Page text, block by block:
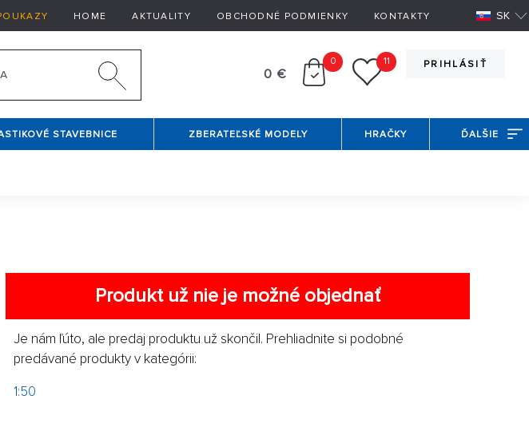
HOME AKTUALITY OBCHODNÉ PODMIENKY KONTAKTY SK
PRIHLÁSIŤ
0 €
0 11
STAVEBNICE ZBERATEĽSKÉ MODELY HRAČKY ĎALŠIE
Produkt už nie je možné objednať
Je nám ľúto, ale predaj produktu už skončil. Prehliadnite si podobné
predávané produkty v kategórii:
1:50